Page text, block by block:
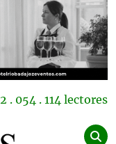
2 . 054 . 114 lectores